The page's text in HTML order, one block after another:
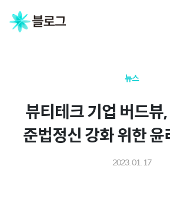
뉴스
뷰티테크 기업 버드뷰
준법정신 강화 위한
2023. 01. 17